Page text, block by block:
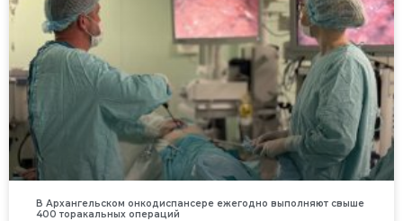
В Архангельском онкодиспансере ежегодно выполняют свыше
400 торакальных операций